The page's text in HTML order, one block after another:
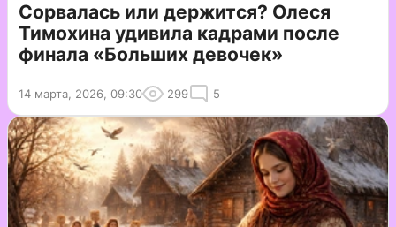
Сорвалась или держится? Олеся
Тимохина удивила кадрами после
финала «Больших девочек»
14 марта, 2026, 09:30 299 5